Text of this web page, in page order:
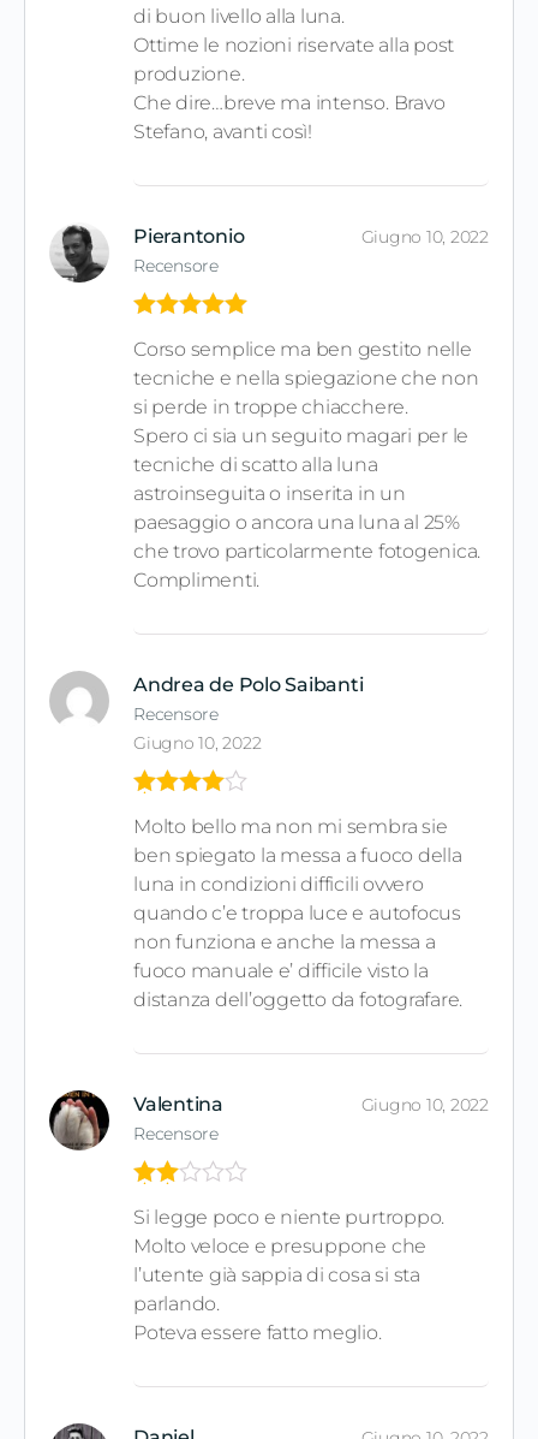
di buon livello alla luna.
Ottime le nozioni riservate alla post
produzione.
Che dire…breve ma intenso. Bravo
Stefano, avanti così!
Pierantonio
Recensore
Giugno 10, 2022
su 5
Corso semplice ma ben gestito nelle
tecniche e nella spiegazione che non
si perde in troppe chiacchere.
Spero ci sia un seguito magari per le
tecniche di scatto alla luna
astroinseguita o inserita in un
paesaggio o ancora una luna al 25%
che trovo particolarmente fotogenica.
Complimenti.
Andrea de Polo Saibanti
Recensore
Giugno 10, 2022
su 5
Molto bello ma non mi sembra sie
ben spiegato la messa a fuoco della
luna in condizioni difficili ovvero
quando c’e troppa luce e autofocus
non funziona e anche la messa a
fuoco manuale e’ difficile visto la
distanza dell’oggetto da fotografare.
Valentina
Recensore
Giugno 10, 2022
ato2
su
5
Si legge poco e niente purtroppo.
Molto veloce e presuppone che
l’utente già sappia di cosa si sta
parlando.
Poteva essere fatto meglio.